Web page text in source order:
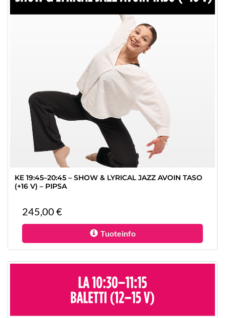
KE 19:45–20:45 – SHOW & LYRICAL JAZZ AVOIN TASO
(+16 V) – PIPSA
245,00 €
Tuoteinfo